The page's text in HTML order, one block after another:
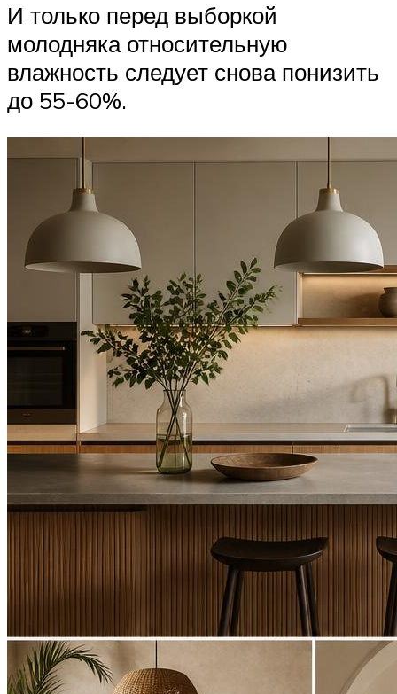
И только перед выборкой
молодняка относительную
влажность следует снова понизить
до 55-60%.